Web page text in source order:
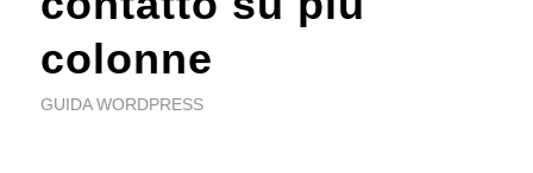
colonne
GUIDA WORDPRESS